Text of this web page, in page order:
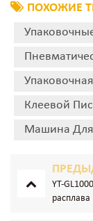
ПОХОЖИЕ
Клеевой
Машина Для
YT-
расплава